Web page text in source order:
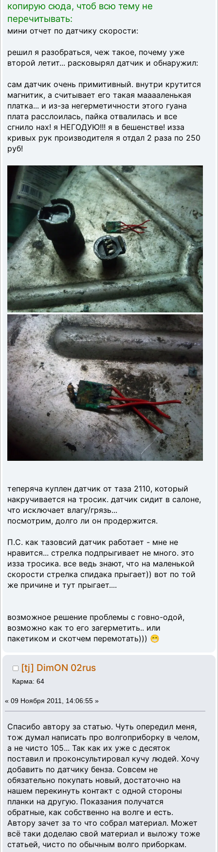
копирую сюда, чтоб всю тему не
перечитывать:
мини отчет по датчику скорости:
решил я разобраться, чеж такое, почему уже
второй летит... расковырял датчик и обнаружил:
сам датчик очень примитивный. внутри крутится
магнитик, а считывает его такая мааааленькая
платка... и из-за негерметичности этого гуана
плата расслоилась, пайка отвалилась и все
сгнило нах! я НЕГОДУЮ!!! я в бешенстве! изза
кривых рук производителя я отдал 2 раза по 250
руб!
теперяча куплен датчик от таза 2110, который
накручивается на тросик. датчик сидит в салоне,
что исключает влагу/грязь...
посмотрим, долго ли он продержится.
П.С. как тазовсий датчик работает - мне не
нравится... стрелка подпрыгивает не много. это
изза тросика. все ведь знают, что на маленькой
скорости стрелка спидака прыгает)) вот по той
же причине и тут прыгает....
возможное решение проблемы с говно-одой,
возможно как то его загерметить.. или
пакетиком и скотчем перемотать))) 😁
[tj] DimON 02rus
Карма: 64
« 09 Ноября 2011, 14:06:55 »
Спасибо автору за статью. Чуть опередил меня,
тож думал написать про волгоприборку в челом,
а не чисто 105... Так как их уже с десяток
поставил и проконсультировал кучу людей. Хочу
добавить по датчику бенза. Совсем не
обязательно покупать новый, достаточно на
нашем перекинуть контакт с одной стороны
планки на другую. Показания получатся
обратные, как собственно на волге и есть.
Автору зачет за то что собрал материал. Может
всё таки доделаю свой материал и выложу тоже
статьей, чисто по обычным волго приборкам.